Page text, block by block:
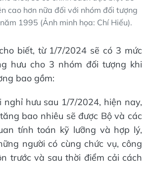
cao hơn nữa đối với nhóm đối tượng
1995 (Ảnh minh họa: Chí Hiếu).
biết, từ 1/7/2024 sẽ có 3 mức
hưu cho 3 nhóm đối tượng khi
bao gồm:
nghỉ hưu sau 1/7/2024, hiện nay,
bao nhiêu sẽ được Bộ và các
tính toán kỹ lưỡng và hợp lý,
người có cùng chức vụ, công
trước và sau thời điểm cải cách